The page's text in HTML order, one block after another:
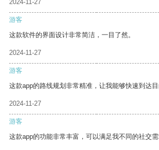
2024-11-27
游客
这款软件的界面设计非常简洁，一目了然。
2024-11-27
游客
这款app的路线规划非常精准，让我能够快速到达目
2024-11-27
游客
这款app的功能非常丰富，可以满足我不同的社交需